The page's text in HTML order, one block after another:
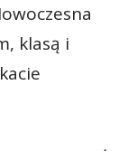
klasą i